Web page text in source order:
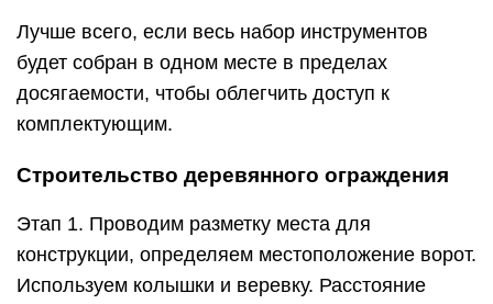
Лучше всего, если весь набор инструментов
будет собран в одном месте в пределах
досягаемости, чтобы облегчить доступ к
комплектующим.
Строительство деревянного ограждения
Этап 1. Проводим разметку места для
конструкции, определяем местоположение ворот.
Используем колышки и веревку. Расстояние